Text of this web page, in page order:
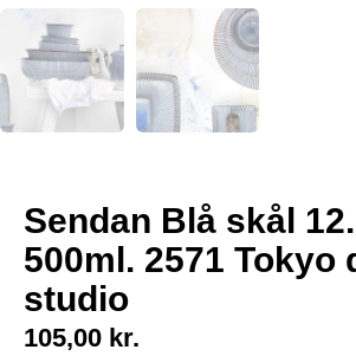
Sendan Blå skål
500ml. 2571 Tokyo
studio
105,00 kr.